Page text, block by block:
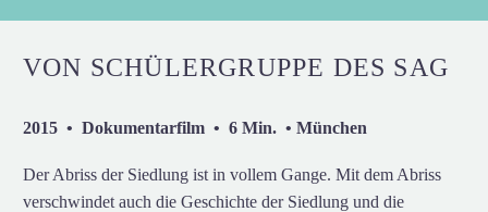
VON SCHÜLERGRUPPE DES SAG
2015 • Dokumentarfilm • 6 Min. • München
Der Abriss der Siedlung ist in vollem Gange. Mit dem Abriss
verschwindet auch die Geschichte der Siedlung und die